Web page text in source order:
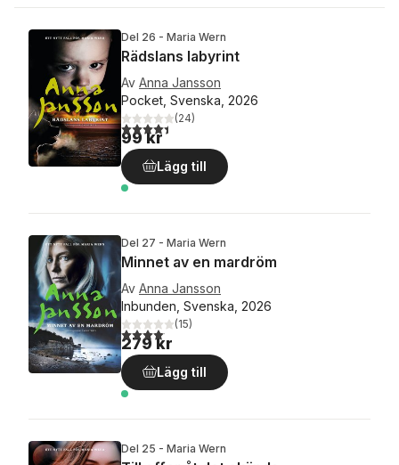
Del 26 - Maria Wern
Rädslans labyrint
Av Anna Jansson
Pocket, Svenska, 2026
4,4utav 5 stjärnor. Totalt antal röster:
(24)
99 kr
Lägg till
Del 27 - Maria Wern
Minnet av en mardröm
Av Anna Jansson
Inbunden, Svenska, 2026
4,1utav 5 stjärnor. Totalt antal röster:
(15)
279 kr
Lägg till
Del 25 - Maria Wern